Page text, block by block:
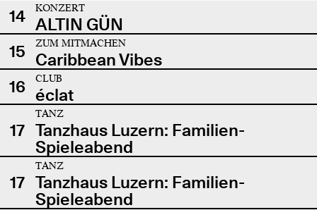
14
KONZERT
ALTIN GÜN
15
ZUM MITMACHEN
Caribbean Vibes
16
CLUB
éclat
17
TANZ
Tanzhaus Luzern: Familien-
Spieleabend
17
TANZ
Tanzhaus Luzern: Familien-
Spieleabend